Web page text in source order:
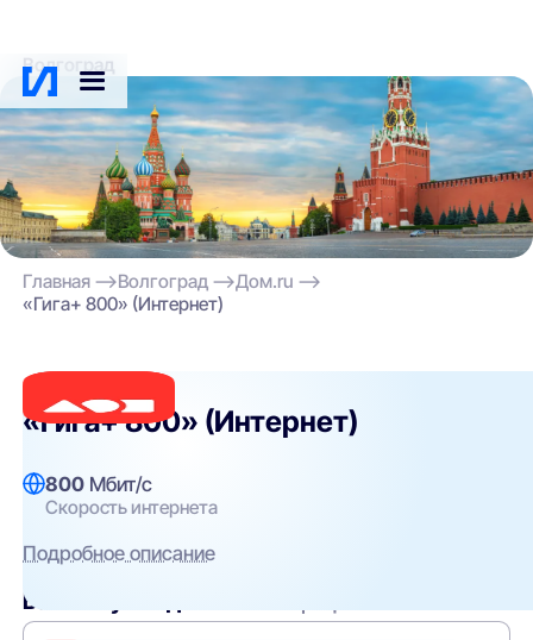
Волгоград
Главная Волгоград
Дом.ru
«Гига+ 800» (Интернет)
Дом.ru
«Гига+ 800» (Интернет)
800 Мбит/с
Скорость интернета
Подробное описание
Вам могут подойти